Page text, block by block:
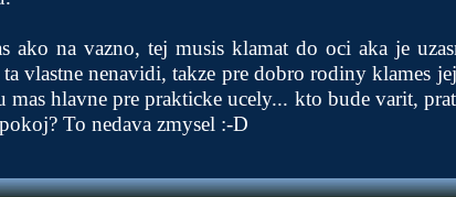
ako na vazno, tej musis klamat do oci aka je
vlastne nenavidi, takze pre dobro rodiny klames
mas hlavne pre prakticke ucely... kto bude varit,
To nedava zmysel :-D